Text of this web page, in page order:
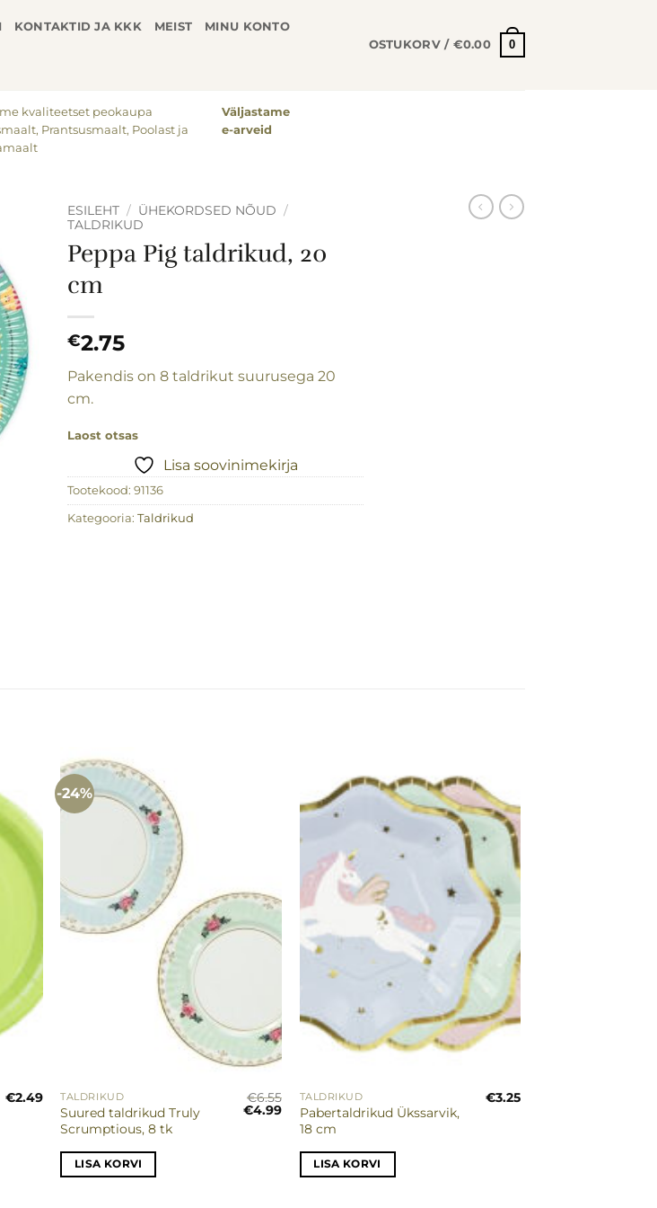
KONTAKTID JA KKK MEIST MINU KONTO
OSTUKORV / €0.00 0
kvaliteetset peokaupa
Prantsusmaalt, Poolast ja
Väljastame
e-arveid
ESILEHT / ÜHEKORDSED NÕUD /
TALDRIKUD
Peppa Pig taldrikud, 20
cm
€2.75
Pakendis on 8 taldrikut suurusega 20
cm.
Laost otsas
Lisa soovinimekirja
Tootekood: 91136
Kategooria: Taldrikud
€2.49
-24%
TALDRIKUD
Suured taldrikud Truly
Scrumptious, 8 tk
€6.55
Algne
€4.99Praegune
hind
LISA KORVI
Lisa
soovinimekirja
TALDRIKUD
Pabertaldrikud Ükssarvik,
18 cm
€3.25
LISA KORVI